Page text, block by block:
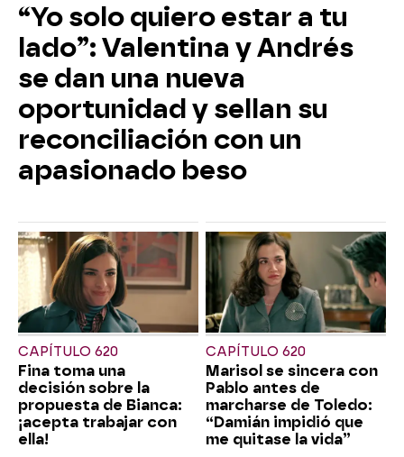
“Yo solo quiero estar a tu
lado”: Valentina y Andrés
se dan una nueva
oportunidad y sellan su
reconciliación con un
apasionado beso
CAPÍTULO 620
Fina toma una
decisión sobre la
propuesta de Bianca:
¡acepta trabajar con
ella!
CAPÍTULO 620
Marisol se sincera con
Pablo antes de
marcharse de Toledo:
“Damián impidió que
me quitase la vida”